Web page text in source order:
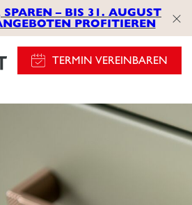
SPAREN – BIS 31. AUGUST
PROFITIEREN
TERMIN VEREINBAREN